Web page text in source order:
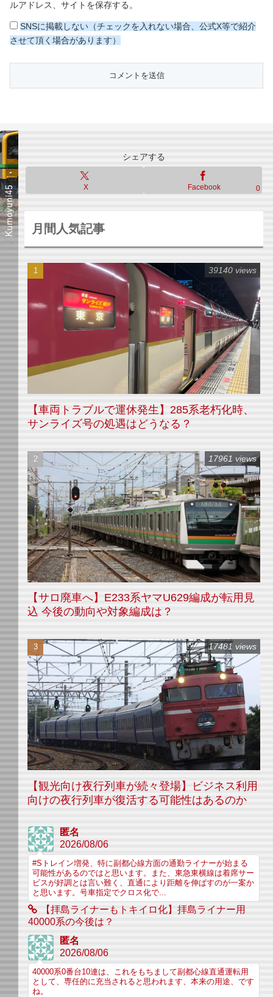
ルアドレス、サイトを保存する。
SNSに掲載しない（チェックを入れない場合、公式X等で紹介
させて頂く場合があります）
シェアする
X Facebook 0
月間人気記事
【車両トラブルで運休発生】285系老朽化時、
サンライズ号の処遇はどうなる？
39140 views
【サロ廃車へ】E233系ヤマU629編成が転用見
込 今後の動向や対象編成は？
17961 views
【観光向け夜行列車が続々登場】ビジネス利用
向けの夜行列車が復活する可能性はあるのか
17481 views
匿名
2026/08/06
#Sトレイン増発、特に副都心線方面の通勤ライナーが始まる
可能性があるのではと思います。また、東急東横線は着席サー
ビスが好調とは言い難く、直通により距離を伸ばすのが一案か
と思います。号車指定でクロス化で...
【拝島ライナーもトキイロ化】拝島ライナー用
40000系の今後は？
匿名
2026/08/06
40000系0番台10連は、これをもちまして副都心線直通運転用
として、専任的に充当されると思われます、本来の用途、です
ね。